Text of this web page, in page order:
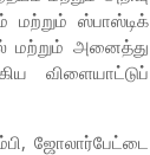
ஸ்பாஸ்டிக்
மற்றும் அனைத்து
விளையாட்டுப்
ஜோலார்பேட்டை